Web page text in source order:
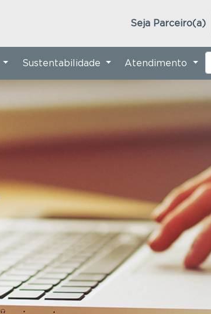
Seja Parceiro(a)
Sustentabilidade Atendimento